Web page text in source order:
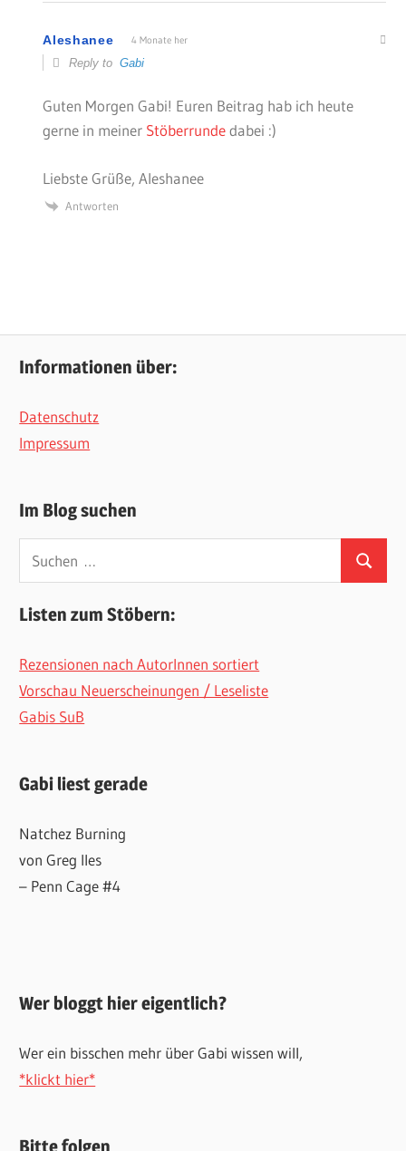
Aleshanee 4 Monate her
Reply toGabi
Guten Morgen Gabi! Euren Beitrag hab ich heute
gerne in meiner Stöberrundedabei :)
Liebste Grüße, Aleshanee
Antworten
Informationen über:
Datenschutz
Impressum
Im Blog suchen
Suchen
nach:
Suchen
Listen zum Stöbern:
Rezensionen nach AutorInnen sortiert
Vorschau Neuerscheinungen / Leseliste
Gabis SuB
Gabi liest gerade
Natchez Burning
von Greg Iles
– Penn Cage #4
Wer bloggt hier eigentlich?
Wer ein bisschen mehr über Gabi wissen will,
*klickt hier*